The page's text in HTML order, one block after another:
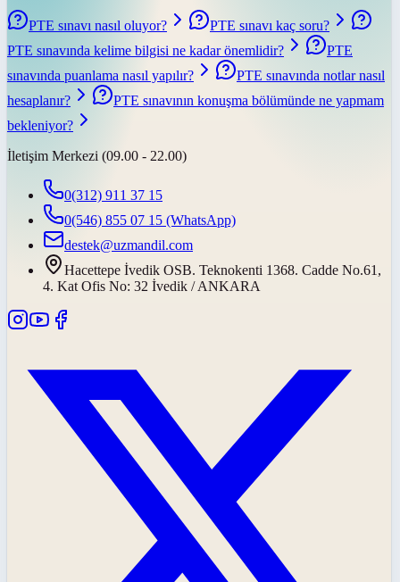
PTE sınavı nasıl oluyor?
PTE sınavı kaç soru?
PTE sınavında kelime bilgisi ne kadar önemlidir?
PTE
sınavında puanlama nasıl yapılır?
PTE sınavında notlar nasıl
hesaplanır?
PTE sınavının konuşma bölümünde ne yapmam
bekleniyor?
İletişim Merkezi (09.00 - 22.00)
0(312) 911 37 15
0(546) 855 07 15 (WhatsApp)
destek@uzmandil.com
Hacettepe İvedik OSB. Teknokenti 1368. Cadde No.61,
4. Kat Ofis No: 32 İvedik / ANKARA